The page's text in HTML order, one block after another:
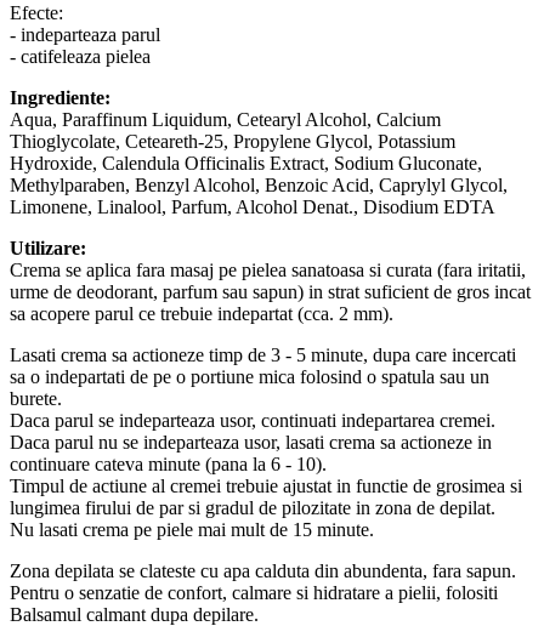
Efecte:
- indeparteaza parul
- catifeleaza pielea
Ingrediente:
Aqua, Paraffinum Liquidum, Cetearyl Alcohol, Calcium
Thioglycolate, Ceteareth-25, Propylene Glycol, Potassium
Hydroxide, Calendula Officinalis Extract, Sodium Gluconate,
Methylparaben, Benzyl Alcohol, Benzoic Acid, Caprylyl Glycol,
Limonene, Linalool, Parfum, Alcohol Denat., Disodium EDTA
Utilizare:
Crema se aplica fara masaj pe pielea sanatoasa si curata (fara iritatii,
urme de deodorant, parfum sau sapun) in strat suficient de gros incat
sa acopere parul ce trebuie indepartat (cca. 2 mm).
Lasati crema sa actioneze timp de 3 - 5 minute, dupa care incercati
sa o indepartati de pe o portiune mica folosind o spatula sau un
burete.
Daca parul se indeparteaza usor, continuati indepartarea cremei.
Daca parul nu se indeparteaza usor, lasati crema sa actioneze in
continuare cateva minute (pana la 6 - 10).
Timpul de actiune al cremei trebuie ajustat in functie de grosimea si
lungimea firului de par si gradul de pilozitate in zona de depilat.
Nu lasati crema pe piele mai mult de 15 minute.
Zona depilata se clateste cu apa calduta din abundenta, fara sapun.
Pentru o senzatie de confort, calmare si hidratare a pielii, folositi
Balsamul calmant dupa depilare.